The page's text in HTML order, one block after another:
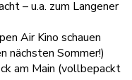
– u.a. zum Langener
Air Kino schauen
nächsten Sommer!)
am Main (vollbepackt